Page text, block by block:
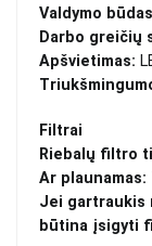
Valdymo
Darbo greičių
Apšvietimas:
Filtrai
Riebalų filtro
Ar plaunamas:
Jei gartraukis
būtina įsigyti